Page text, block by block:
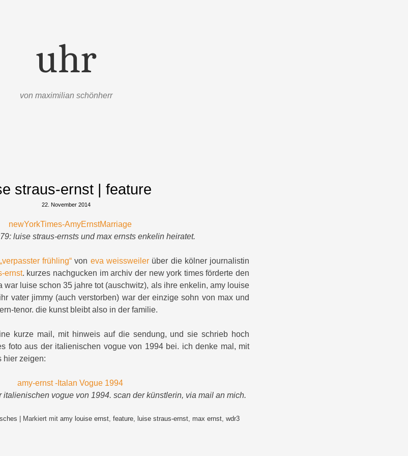
uhr
von maximilian schönherr
straus-ernst | feature
22. November 2014
luise straus-ernsts und max ernsts enkelin heiratet.
frühling“ von eva weissweilerüber die kölner journalistin
ernst. kurzes nachgucken im archiv der new york times förderte den
war luise schon 35 jahre tot (auschwitz), als ihre enkelin, amy louise
vater jimmy (auch verstorben) war der einzige sohn von max und
tenor. die kunst bleibt also in der familie.
kurze mail, mit hinweis auf die sendung, und sie schrieb hoch
foto aus der italienischen vogue von 1994 bei. ich denke mal, mit
hier zeigen:
vogue von 1994. scan der künstlerin, via mail an mich.
Markiert mit amy louise ernst, feature, luise straus-ernst, max ernst, wdr3